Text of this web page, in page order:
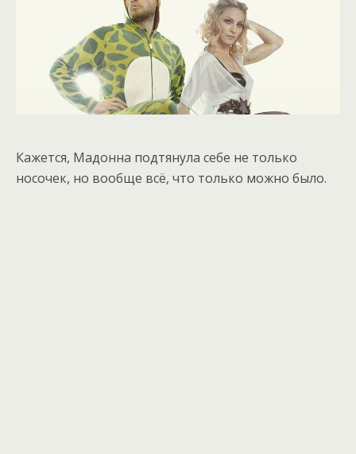
Кажется, Мадонна подтянула себе не только
носочек, но вообще всё, что только можно было.